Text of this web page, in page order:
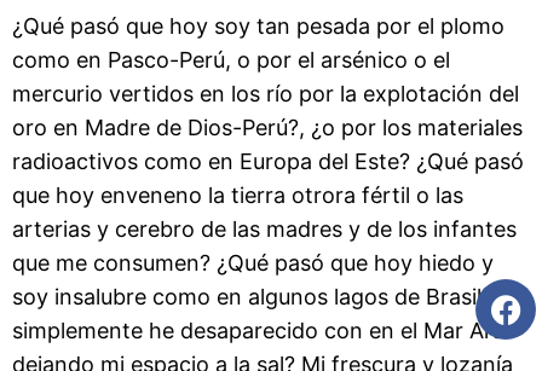
¿Qué pasó que hoy soy tan pesada por el plomo
como en Pasco-Perú, o por el arsénico o el
mercurio vertidos en los río por la explotación del
oro en Madre de Dios-Perú?, ¿o por los materiales
radioactivos como en Europa del Este? ¿Qué pasó
que hoy enveneno la tierra otrora fértil o las
arterias y cerebro de las madres y de los infantes
que me consumen? ¿Qué pasó que hoy hiedo y
soy insalubre como en algunos lagos de Brasil? O
simplemente he desaparecido con en el Mar Aral
dejando mi espacio a la sal? Mi frescura y lozanía